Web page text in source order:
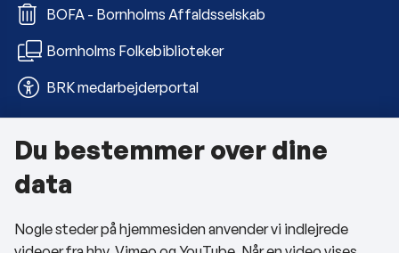
BOFA - Bornholms Affaldsselskab
Bornholms Folkebiblioteker
BRK medarbejderportal
Om kommunen
Kontakt os
Telefon- og åbningstider
Du bestemmer over dine
data
Nogle steder på hjemmesiden anvender vi indlejrede